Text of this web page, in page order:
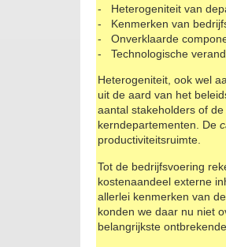
Heterogeniteit van
Kenmerken van
Onverklaarde
Technologische
Heterogeniteit, ook wel
uit de aard van het
aantal stakeholders of
kerndepartementen. De
productiviteitsruimte.
Tot de bedrijfsvoering
kostenaandeel externe
allerlei kenmerken van
konden we daar nu niet
belangrijkste